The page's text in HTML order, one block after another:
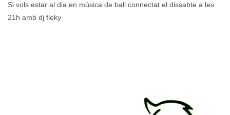
Si vols estar al dia en música de ball connectat el dissabte a les
21h amb dj fleky